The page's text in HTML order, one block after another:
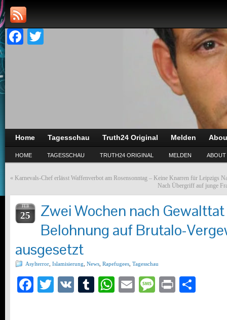
Facebook
Home Tagesschau Truth24 Original Melden
HOME TAGESSCHAU TRUTH24 ORIGINAL MELDEN ABOUT
« Karnevals-Chef erlässt Waffenverbot am Rosensonntag – Keine Knarren für Leipzigs
Nach Übergriff auf junge
FEB
25
Zwei Wochen nach
Belohnung auf Brutalo-
ausgesetzt
Asylterror Islamisierung News Rapefugees Tagesschau
Facebook
Twitter
VK Tumblr
WhatsApp
EmailMessage
Print